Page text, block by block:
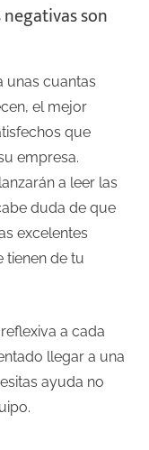
son
unas cuantas
el mejor
que
empresa.
a leer las
duda de que
excelentes
tienen de tu
a cada
llegar a una
ayuda no